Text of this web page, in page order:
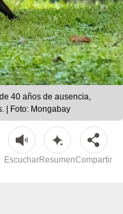
40 años de ausencia,
| Foto: Mongabay
EscucharResumenCompartir